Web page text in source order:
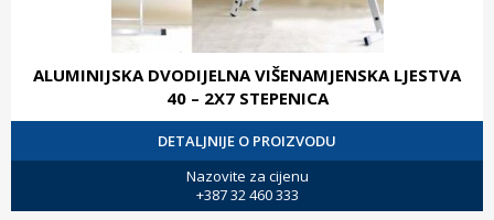
ALUMINIJSKA DVODIJELNA VIŠENAMJENSKA LJESTVA
40 – 2X7 STEPENICA
DETALJNIJE O PROIZVODU
Nazovite za cijenu
+387 32 460 333